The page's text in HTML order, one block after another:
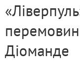
Діоманде